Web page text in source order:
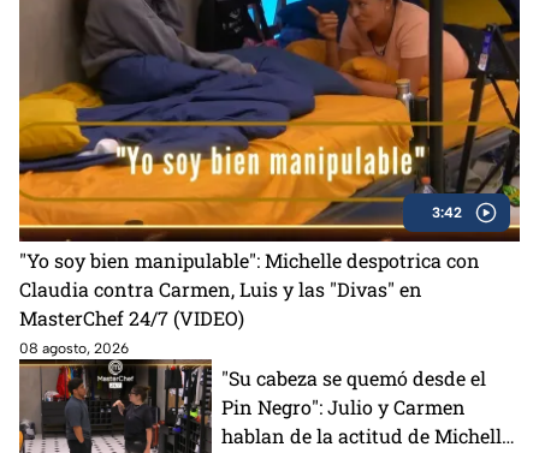
3:42
"Yo soy bien manipulable": Michelle despotrica con
Claudia contra Carmen, Luis y las "Divas" en
MasterChef 24/7 (VIDEO)
08 agosto, 2026
"Su cabeza se quemó desde el
Pin Negro": Julio y Carmen
hablan de la actitud de Michelle